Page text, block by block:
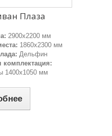
Плаза
2900х2200 мм
1860х2300 мм
Дельфин
комплектация:
1400х1050 мм